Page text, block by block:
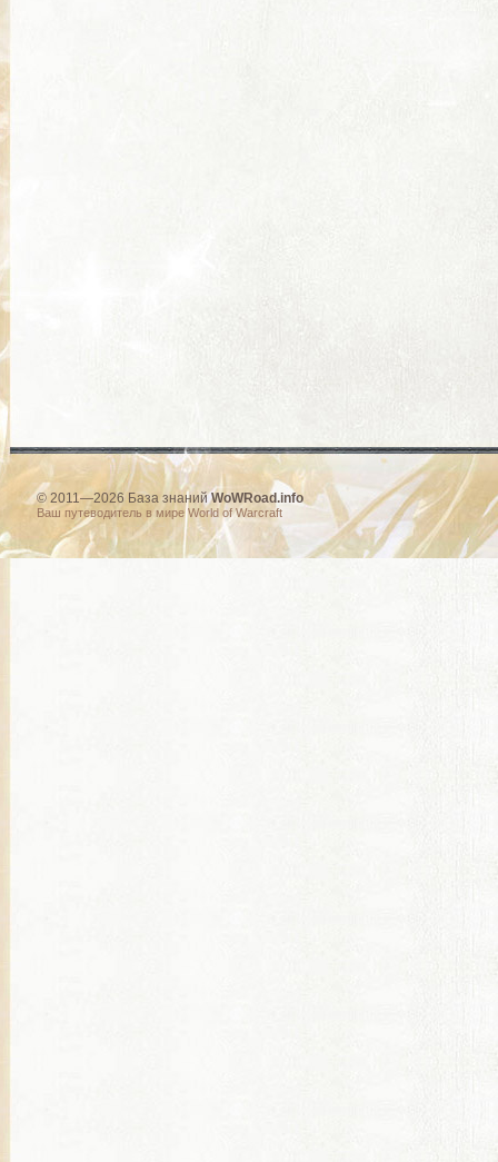
© 2011—2026 База знанийWoWRoad.info
Ваш путеводитель в мире World of Warcraft